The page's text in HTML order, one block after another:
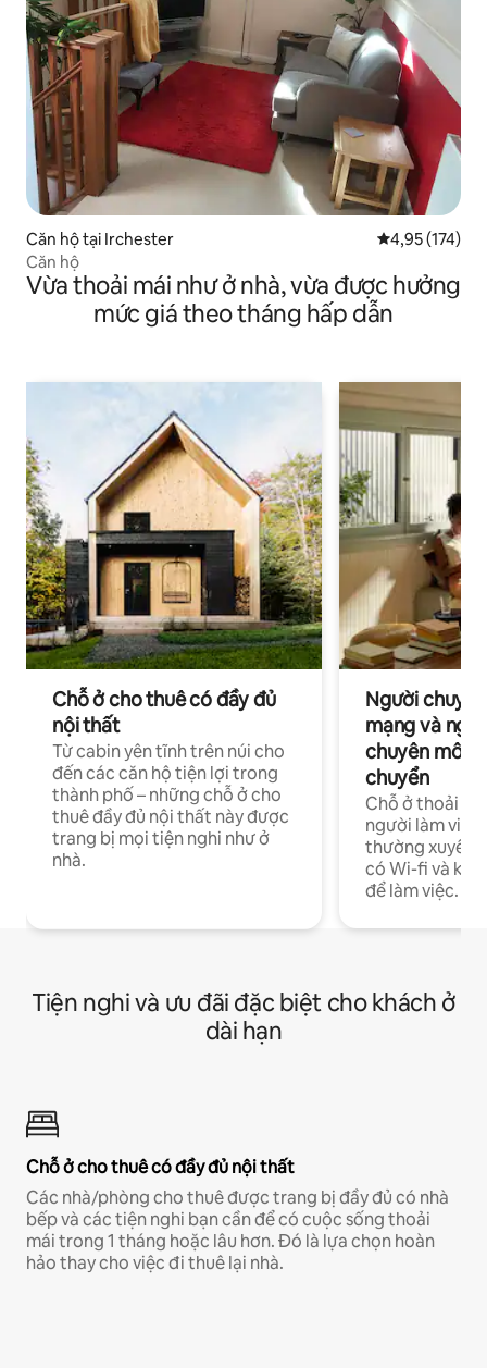
Căn hộ tại Irchester Xếp hạng
4,95 (174)
Căn hộ
Vừa thoải mái như ở nhà, vừa được hưởng
mức giá theo tháng hấp dẫn
Chỗ ở cho thuê có đầy đủ
nội thất
Từ cabin yên tĩnh trên núi cho
đến các căn hộ tiện lợi trong
thành phố – những chỗ ở cho
thuê đầy đủ nội thất này được
trang bị mọi tiện nghi như ở
nhà.
Người
mạng và
chuyên môn
chuyển
Chỗ ở thoải
người làm việc
thường xuyên
có Wi-fi và
để làm việc.
Tiện nghi và ưu đãi đặc biệt cho khách ở
dài hạn
Chỗ ở cho thuê có đầy đủ nội thất
Các nhà/phòng cho thuê được trang bị đầy đủ có nhà
bếp và các tiện nghi bạn cần để có cuộc sống thoải
mái trong 1 tháng hoặc lâu hơn. Đó là lựa chọn hoàn
hảo thay cho việc đi thuê lại nhà.